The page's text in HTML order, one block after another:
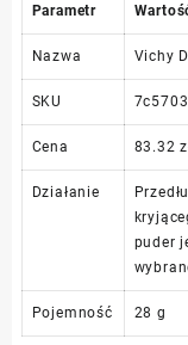
Parametr
Nazwa Vichy
SKU
Cena 83.32
Działanie
puder
Pojemność 28 g